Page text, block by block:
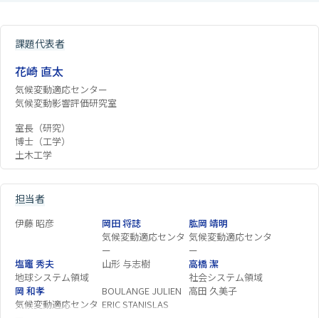
課題代表者
花崎 直太
気候変動適応センター
気候変動影響評価研究室
室長（研究）
博士（工学）
土木工学
担当者
伊藤 昭彦
岡田 将誌
気候変動適応センタ
ー
肱岡 靖明
気候変動適応センタ
ー
塩竈 秀夫
地球システム領域
山形 与志樹
高橋 潔
社会システム領域
岡 和孝
気候変動適応センタ
BOULANGE JULIEN
ERIC STANISLAS
高田 久美子